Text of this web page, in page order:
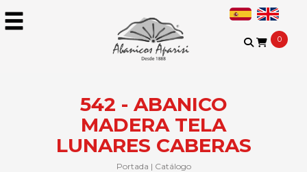
0
542 - ABANICO
MADERA TELA
LUNARES CABERAS
Portada | Catálogo